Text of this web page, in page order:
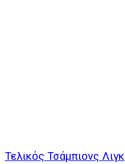
Τελικός Τσάμπιονς Λιγκ